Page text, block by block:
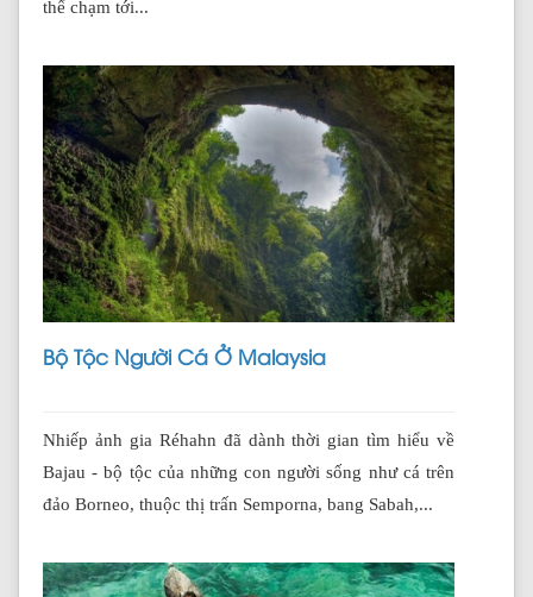
thể chạm tới...
Bộ Tộc Người Cá Ở Malaysia
Nhiếp ảnh gia Réhahn đã dành thời gian tìm hiểu về
Bajau - bộ tộc của những con người sống như cá trên
đảo Borneo, thuộc thị trấn Semporna, bang Sabah,...